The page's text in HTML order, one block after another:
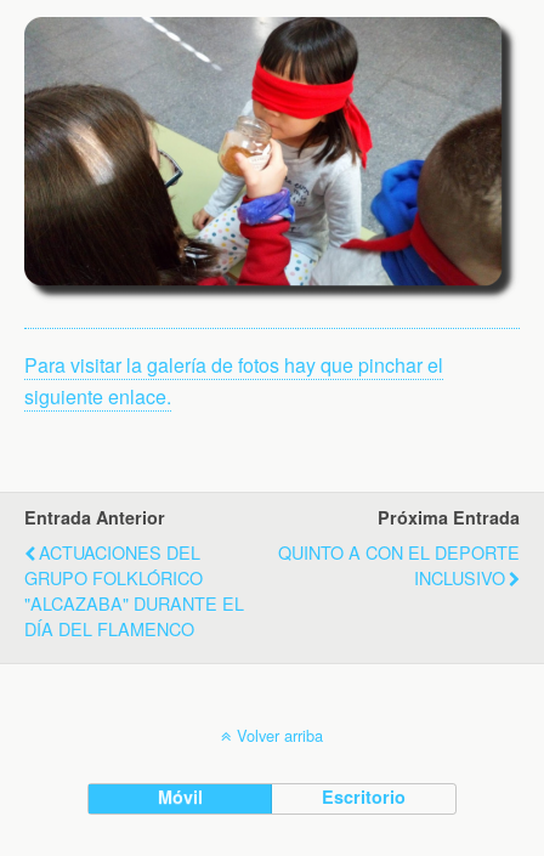
Para visitar la galería de fotos hay que pinchar el
siguiente enlace.
Entrada Anterior
ACTUACIONES DEL
GRUPO FOLKLÓRICO
"ALCAZABA" DURANTE EL
DÍA DEL FLAMENCO
Próxima Entrada
QUINTO A CON EL DEPORTE
INCLUSIVO
Volver arriba
Móvil Escritorio